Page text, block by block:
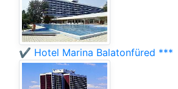
✔️ Hotel Marina Balatonfüred ***